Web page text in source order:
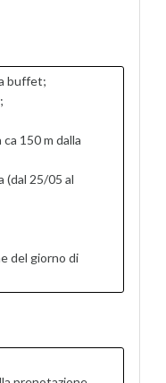
buffet;
150 m dalla
(dal 25/05 al
del giorno di